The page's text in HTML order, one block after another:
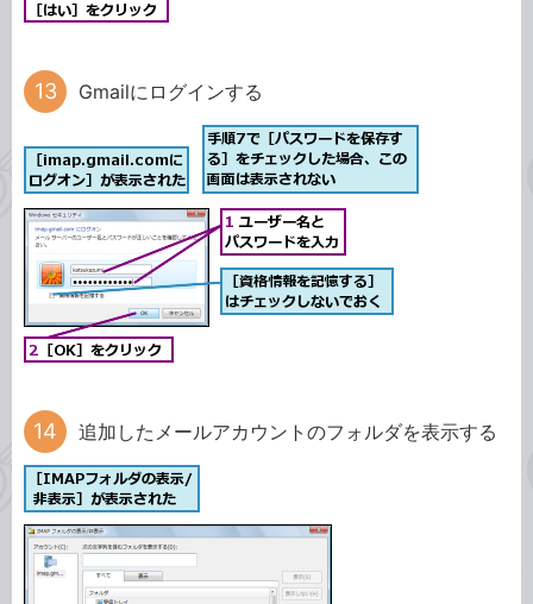
Gmailにログインする
追加したメールアカウントのフォルダを表示する